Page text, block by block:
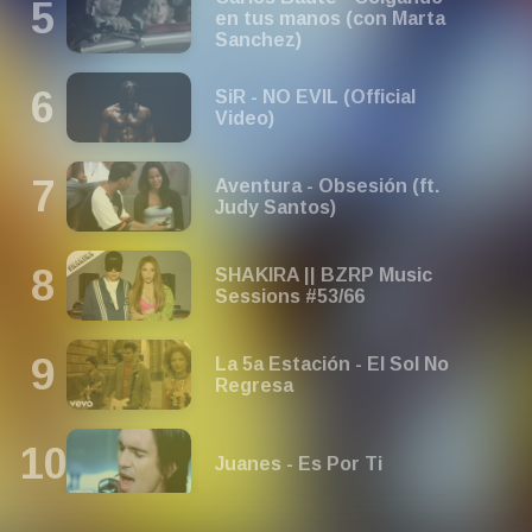
en tus manos (con Marta
Sanchez)
SiR - NO EVIL (Official
Video)
Aventura - Obsesión (ft.
Judy Santos)
SHAKIRA || BZRP Music
Sessions #53/66
La 5a Estación - El Sol No
Regresa
Juanes - Es Por Ti